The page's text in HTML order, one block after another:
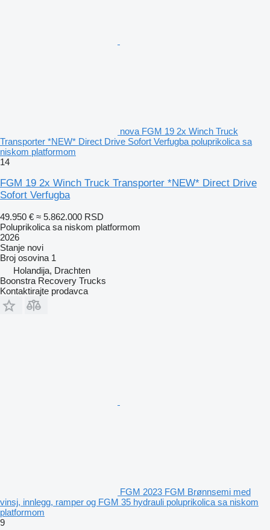
nova FGM 19 2x Winch Truck
Transporter *NEW* Direct Drive Sofort Verfugba poluprikolica sa
niskom platformom
14
FGM 19 2x Winch Truck Transporter *NEW* Direct Drive
Sofort Verfugba
49.950 € ≈ 5.862.000 RSD
Poluprikolica sa niskom platformom
2026
Stanje novi
Broj osovina 1
Holandija, Drachten
Boonstra Recovery Trucks
Kontaktirajte prodavca
FGM 2023 FGM Brønnsemi med
vinsj, innlegg, ramper og FGM 35 hydrauli poluprikolica sa niskom
platformom
9